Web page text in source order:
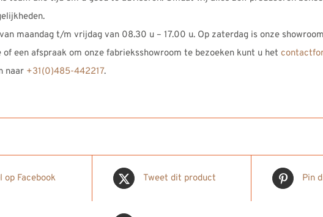
maandag t/m vrijdag van 08.30 u – 17.00 u. Op zaterdag is onze
een afspraak om onze fabrieksshowroom te bezoeken kunt u het
naar +31(0)485-442217.
op Facebook Tweet dit product Pin